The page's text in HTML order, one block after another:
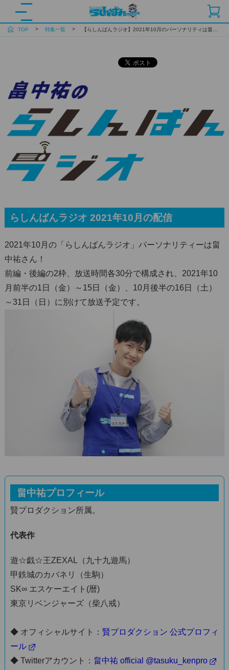
TOP 特集一覧 【らしんばんラジオ】2021年10月のパーソナリティは畠中祐さんに決定！
らしんばんラジオ 2021年10月の配信
2021年10月の「らしんばんラジオ」パーソナリティーは畠
中祐さん！
前編・後編の2枠、放送時間各30分で構成され、2021年10
月前半の1日（金）～15日（金）、10月後半の16日（土）
～31日（日）に別けて放送予定です。
畠中祐プロフィール
賢プロダクション所属。
代表作
遊☆戯☆王ZEXAL（九十九遊馬）
甲鉄城のカバネリ（生駒）
SK∞ エスケーエイト(暦)
東京リベンジャーズ（柴八戒）
◆ オフィシャルサイト： 賢プロダクション 公式プロフィ
ール
◆ Twitterアカウント： 畠中祐 official @tasuku_kenpro